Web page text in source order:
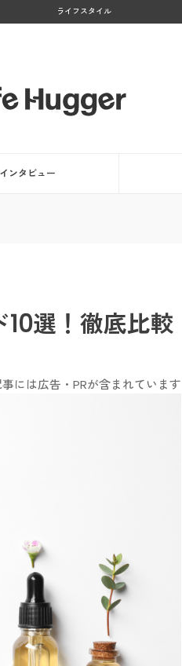
ライフスタイル
インタビュー
選！徹底比較
には広告・PRが含まれています